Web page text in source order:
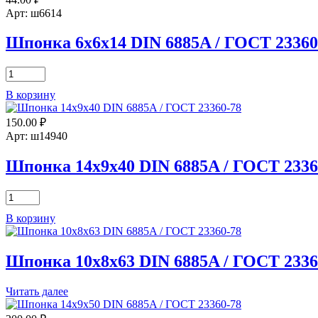
Арт: ш6614
Шпонка 6х6х14 DIN 6885A / ГОСТ
Количество
товара
Шпонка
6х6х14
DIN
6885A
ГОСТ
23360-
В корзину
150.00 ₽
Арт: ш14940
Шпонка 14х9х40 DIN 6885A / ГОСТ
Количество
товара
Шпонка
14х9х40
6885A
/
ГОСТ
23360-
78
В корзину
Шпонка 10х8х63 DIN 6885A / ГОСТ
Читать далее